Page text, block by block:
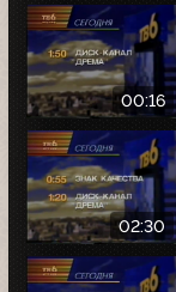
00:16
02:30